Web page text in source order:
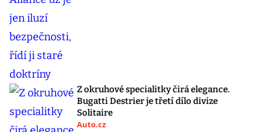
Z okruhové specialitky čirá elegance.
Bugatti Destrier je třetí dílo divize
Solitaire
Auto.cz